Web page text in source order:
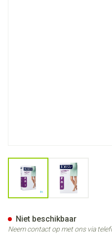
View larger imageView larger
Niet beschikbaar
Neem contact op met ons via